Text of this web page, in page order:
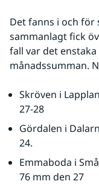
Det fanns i och
sammanlagt fick
fall var det
månadssumman.
Skröven i
27-28
Gördalen i
24.
Emmaboda i
76 mm den 27